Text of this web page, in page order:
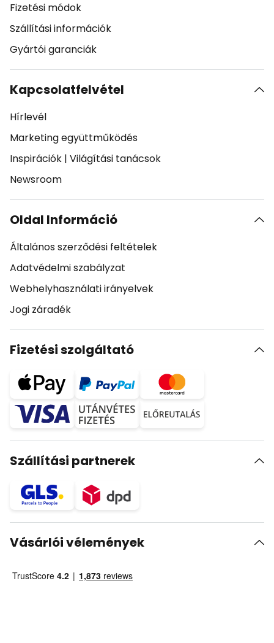
Fizetési módok
Szállítási információk
Gyártói garanciák
Kapcsolatfelvétel
Hírlevél
Marketing együttműködés
Inspirációk | Világítási tanácsok
Newsroom
Oldal Információ
Általános szerződési feltételek
Adatvédelmi szabályzat
Webhelyhasználati irányelvek
Jogi záradék
Fizetési szolgáltató
Szállítási partnerek
Vásárlói vélemények